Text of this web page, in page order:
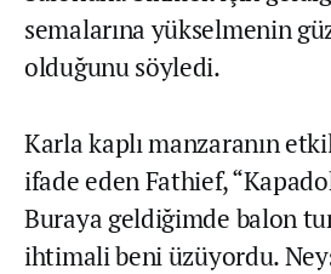
semalarına yükselmenin
olduğunu söyledi.
Karla kaplı manzaranın
ifade eden Fathief,
Buraya geldiğimde balon
ihtimali beni üzüyordu.